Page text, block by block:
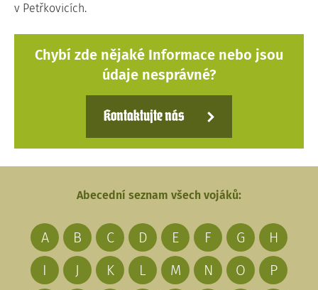
v Petřkovicích.
Chybí zde nějaké Informace nebo jsou
údaje nesprávné?
Kontaktujte nás
Abecední seznam všech vojáků:
A B C D E F G
H
I
J K L M N O
P